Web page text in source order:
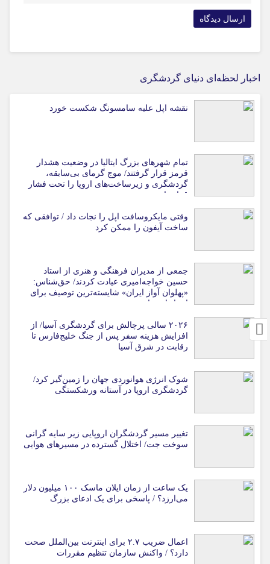
اخبار لحظه‌ای دنیای گردشگری
نقشه اپل علیه سامسونگ شکست خورد
تمام شهرهای بزرگ ایتالیا در وضعیت هشدار
قرمز قرار گرفتند/ موج گرمای بی‌سابقه،
گردشگری و زیرساخت‌های اروپا را تحت فشار
قرار داد
وقتی مایکروسافت اپل را نجات داد / توافقی که
ساخت آیفون را ممکن کرد
جمعی از مدیران فرهنگی و هنری از استاد
حسین خواجه‌امیری عیادت کردند/ حق‌شناس:
«پهلوان آواز ایران» شایسته‌ترین توصیف برای
استاد ایرج است
۲۰۲۶ سالی پرچالش برای گردشگری آسیا/ از
افزایش هزینه سفر پس از جنگ خلیج‌فارس تا
رقابت در شرق آسیا
شوک انرژی هوانوردی جهان را زمین‌گیر کرد/
گردشگری اروپا در آستانه ورشکستگی
تغییر مسیر گردشگران اروپایی زیر سایه گرانی
سوخت جت/ اختلال گسترده در مسیرهای هوایی
یک ساعت از زمان ایلان ماسک ۱۰۰ میلیون دلار
می‌ارزد؟ / پاسخی برای یک ادعای بزرگ
اعمال ضریب ۲.۷ برای اینترنت بین‌الملل صحت
دارد؟ / واکنش سازمان تنظیم مقررات